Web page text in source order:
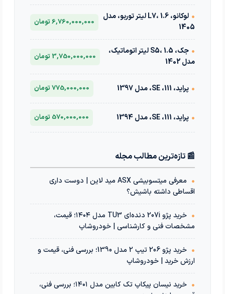
•
لوکانو، L7، 1.6 لیتر توربو، مدل
1405
6,760,000,000 تومان
•
جک، S5، 1.5 لیتر اتوماتیک،
مدل 1402
3,750,000,000 تومان
• پراید، 111، SE، مدل 1397 775,000,000 تومان
• پراید، 111، SE، مدل 1394 570,000,000 تومان
📰 تازه‌ترین مطالب مجله
•
معرفی میتسوبیشی ASX مید لاین | دوست داری
اقساطی داشته باشیش؟
•
خرید پژو 207i دنده‌ای TU3 مدل ۱۴۰۴؛ قیمت،
مشخصات فنی و کارشناسی | خودروشاپ
•
خرید پژو 206 تیپ 2 مدل 1390؛ بررسی فنی، قیمت و
ارزش خرید | خودروشاپ
•
خرید نیسان پیکاپ تک کابین مدل ۱۴۰۱؛ بررسی فنی،